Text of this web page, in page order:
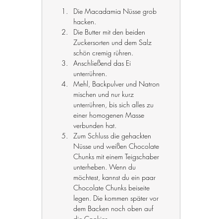
Die Macadamia Nüsse grob
hacken.
Die Butter mit den beiden
Zuckersorten und dem Salz
schön cremig rühren.
Anschließend das Ei
unterrühren.
Mehl, Backpulver und Natron
mischen und nur kurz
unterrühren, bis sich alles zu
einer homogenen Masse
verbunden hat.
Zum Schluss die gehackten
Nüsse und weißen Chocolate
Chunks mit einem Teigschaber
unterheben. Wenn du
möchtest, kannst du ein paar
Chocolate Chunks beiseite
legen. Die kommen später vor
dem Backen noch oben auf